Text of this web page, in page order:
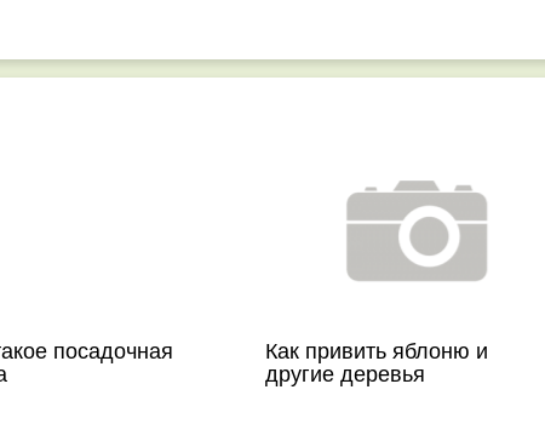
посадочная Как привить яблоню и
другие деревья